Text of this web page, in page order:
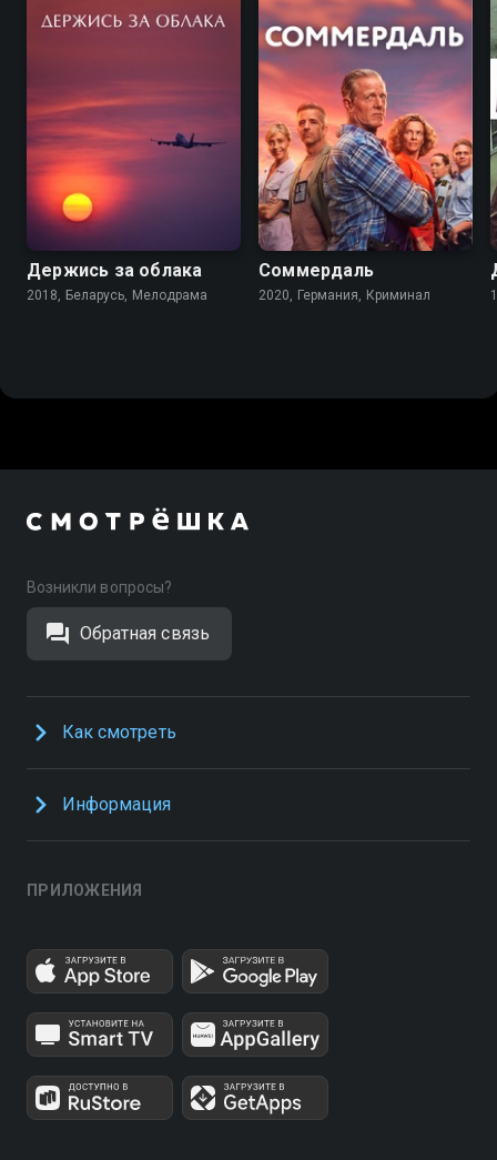
7.0
Держись за облака
2018, Беларусь, Мелодрама
7.4 6.3
Соммердаль
2020, Германия, Криминал
Возникли вопросы?
Обратная связь
Как смотреть
Информация
ПРИЛОЖЕНИЯ